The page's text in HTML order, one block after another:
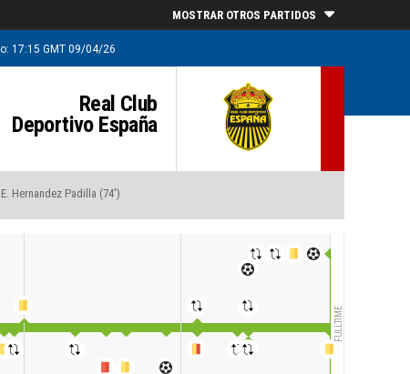
MOSTRAR OTROS PARTIDOS
17:15 GMT 09/04/26
Real Club
Deportivo España
Hernandez Padilla (74')
FULLTIME